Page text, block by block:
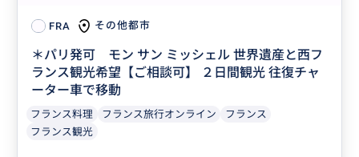
FRA その他都市
＊パリ発可 モン サン ミッシェル 世界遺産と西フ
ランス観光希望【ご相談可】 ２日間観光 往復チャ
ーター車で移動
フランス料理 フランス旅行オンライン
フランス
フランス観光